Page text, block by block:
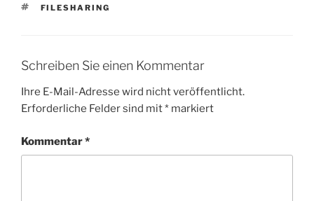
SCHLAGWÖRTER
FILESHARING
Schreiben Sie einen Kommentar
Ihre E-Mail-Adresse wird nicht veröffentlicht.
Erforderliche Felder sind mit* markiert
Kommentar*